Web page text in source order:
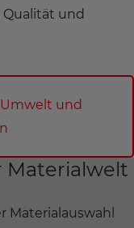
und
und
Materialwelt
Materialauswahl